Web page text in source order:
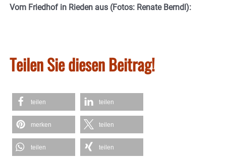
Vom Friedhof in Rieden aus (Fotos: Renate Berndl):
Teilen Sie diesen Beitrag!
teilen teilen
merken teilen
teilen teilen